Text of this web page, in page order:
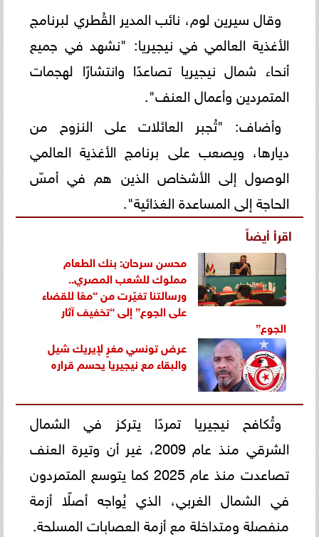
وقال سيرين لوم، نائب المدير القُطري لبرنامج
الأغذية العالمي في نيجيريا: "نشهد في جميع
أنحاء شمال نيجيريا تصاعدًا وانتشارًا لهجمات
المتمردين وأعمال العنف".
وأضاف: "تُجبر العائلات على النزوح من
ديارها، ويصعب على برنامج الأغذية العالمي
الوصول إلى الأشخاص الذين هم في أمسّ
الحاجة إلى المساعدة الغذائية".
اقرأ أيضاً
محسن سرحان: بنك الطعام
مملوك للشعب المصري..
ورسالتنا تغيّرت من “معًا للقضاء
على الجوع” إلى “تخفيف آثار
الجوع”
عرض تونسي مغرٍ لإيريك شيل
والبقاء مع نيجيريا يحسم قراره
وتُكافح نيجيريا تمردًا يتركز في الشمال
الشرقي منذ عام 2009، غير أن وتيرة العنف
تصاعدت منذ عام 2025 كما يتوسع المتمردون
في الشمال الغربي، الذي يُواجه أصلًا أزمة
منفصلة ومتداخلة مع أزمة العصابات المسلحة.